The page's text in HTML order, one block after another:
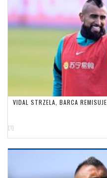
VIDAL STRZELA, BARCA REMISUJE
[1]